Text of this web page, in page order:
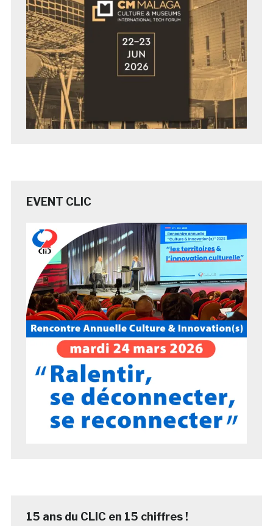
EVENT CLIC
15 ans du CLIC en 15 chiffres !